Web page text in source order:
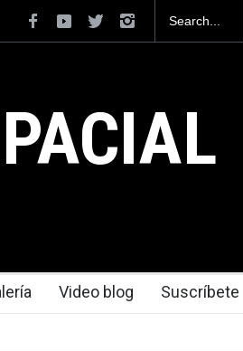
como el cuarto exportador
superar los 13,600 millones de dólares en
en el 2025.
Video blog Suscríbete